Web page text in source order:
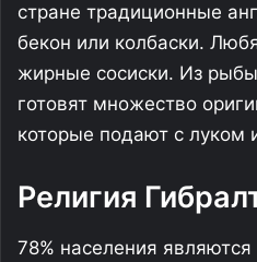
стране традиционные
бекон или колбаски.
жирные сосиски. Из
готовят множество
которые подают с луком
Религия
78% населения